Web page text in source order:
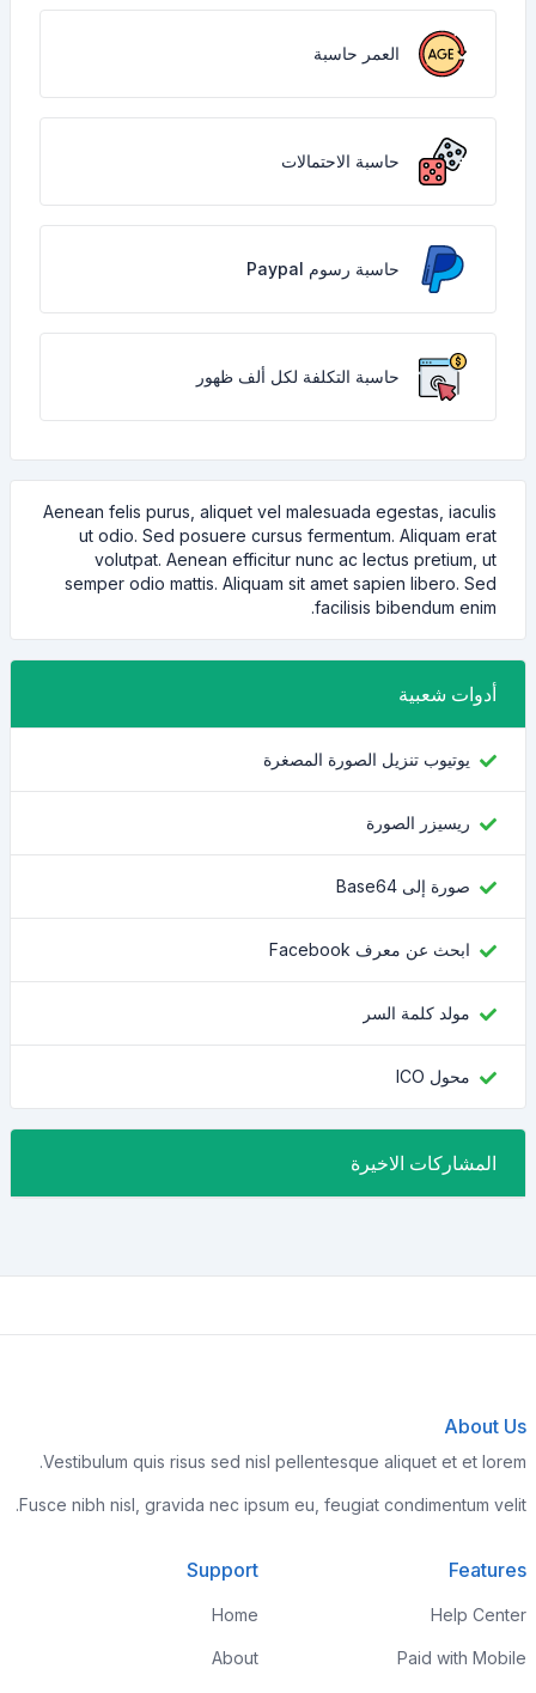
العمر حاسبة
حاسبة الاحتمالات
حاسبة رسوم Paypal
حاسبة التكلفة لكل ألف ظهور
Aenean felis purus, aliquet vel malesuada egestas, iaculis
ut odio. Sed posuere cursus fermentum. Aliquam erat
volutpat. Aenean efficitur nunc ac lectus pretium, ut
semper odio mattis. Aliquam sit amet sapien libero. Sed
facilisis bibendum enim.
أدوات شعبية
يوتيوب تنزيل الصورة المصغرة
ريسيزر الصورة
صورة إلى Base64
ابحث عن معرف Facebook
مولد كلمة السر
محول ICO
المشاركات الاخيرة
About Us
Vestibulum quis risus sed nisl pellentesque aliquet et et lorem.
Fusce nibh nisl, gravida nec ipsum eu, feugiat condimentum velit.
Features
Help Center
Paid with Mobile
Support
Home
About